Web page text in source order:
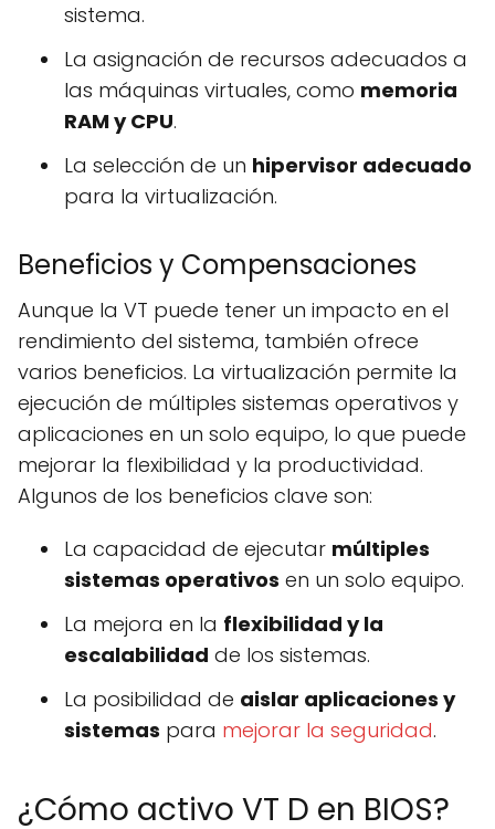
sistema.
La asignación de recursos adecuados a
las máquinas virtuales, como memoria
RAM y CPU.
La selección de un hipervisor adecuado
para la virtualización.
Beneficios y Compensaciones
Aunque la VT puede tener un impacto en el
rendimiento del sistema, también ofrece
varios beneficios. La virtualización permite la
ejecución de múltiples sistemas operativos y
aplicaciones en un solo equipo, lo que puede
mejorar la flexibilidad y la productividad.
Algunos de los beneficios clave son:
La capacidad de ejecutar múltiples
sistemas operativos en un solo equipo.
La mejora en la flexibilidad y la
escalabilidad de los sistemas.
La posibilidad de aislar aplicaciones y
sistemas para mejorar la seguridad.
¿Cómo activo VT D en BIOS?